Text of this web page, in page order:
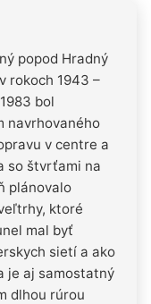
popod Hradný
rokoch 1943 –
bol
navrhovaného
v centre a
so štvrťami na
plánovalo
ktoré
mal byť
sietí a ako
je aj samostatný
dlhou rúrou